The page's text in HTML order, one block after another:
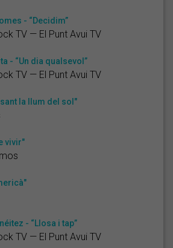
- “Decidim”
TV — El Punt Avui TV
- “Un dia qualsevol”
TV — El Punt Avui TV
la llum del sol"
vivir"
- “Llosa i tap”
TV — El Punt Avui TV